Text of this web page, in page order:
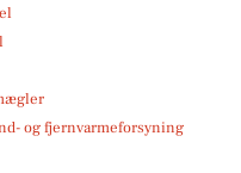
og fjernvarmeforsyning